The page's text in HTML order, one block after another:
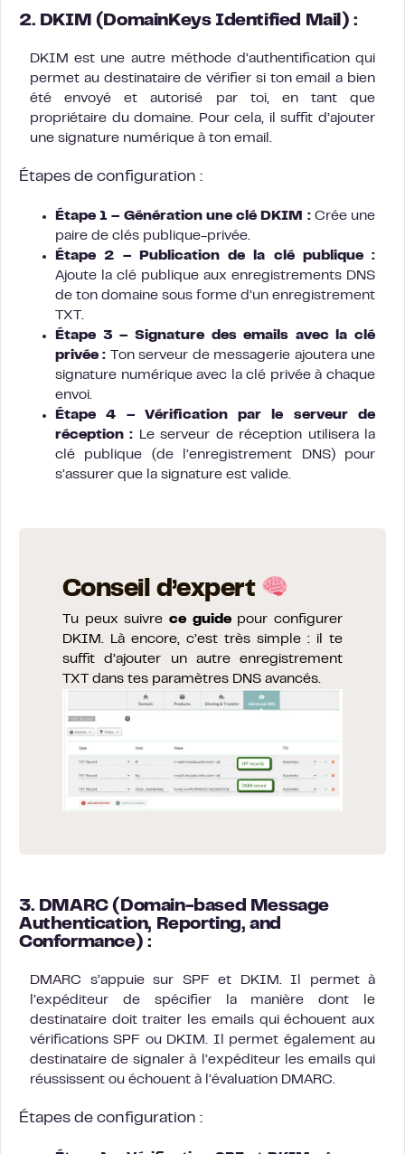
2. DKIM (DomainKeys Identified Mail) :
DKIM est une autre méthode d’authentification qui
permet au destinataire de vérifier si ton email a bien
été envoyé et autorisé par toi, en tant que
propriétaire du domaine. Pour cela, il suffit d’ajouter
une signature numérique à ton email.
Étapes de configuration :
Étape 1 – Génération une clé DKIM :Crée une
paire de clés publique-privée.
Étape 2 – Publication de la clé publique :
Ajoute la clé publique aux enregistrements DNS
de ton domaine sous forme d’un enregistrement
TXT.
Étape 3 – Signature des emails avec la clé
privée : Ton serveur de messagerie ajoutera une
signature numérique avec la clé privée à chaque
envoi.
Étape 4 – Vérification par le serveur de
réception : Le serveur de réception utilisera la
clé publique (de l’enregistrement DNS) pour
s’assurer que la signature est valide.
Conseil d’expert
Tu peux suivre ce guidepour configurer
DKIM. Là encore, c’est très simple : il te
suffit d’ajouter un autre enregistrement
TXT dans tes paramètres DNS avancés.
3. DMARC (Domain-based Message
Authentication, Reporting, and
Conformance) :
DMARC s’appuie sur SPF et DKIM. Il permet à
l’expéditeur de spécifier la manière dont le
destinataire doit traiter les emails qui échouent aux
vérifications SPF ou DKIM. Il permet également au
destinataire de signaler à l’expéditeur les emails qui
réussissent ou échouent à l’évaluation DMARC.
Étapes de configuration :